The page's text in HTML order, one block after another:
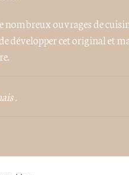
nombreux ouvrages de
développer cet original et
.